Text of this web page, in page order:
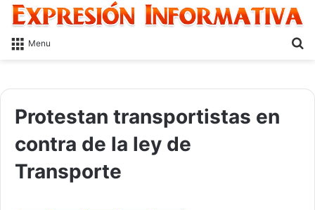
Menu
Protestan transportistas en
contra de la ley de
Transporte